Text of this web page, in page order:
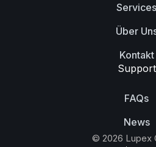
Services
Über
Kontakt
Support
FAQs
News
© 2026 Lupex